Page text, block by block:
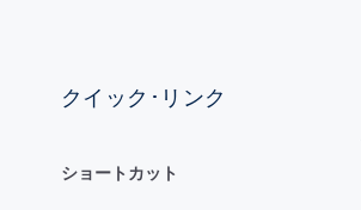
クイック･リンク
ショートカット